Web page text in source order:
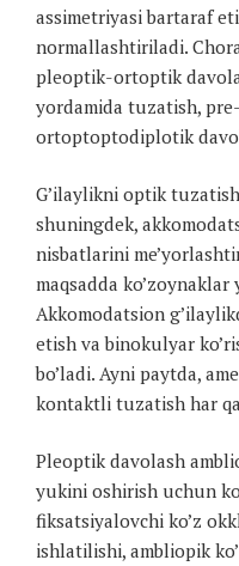
assimetriyasi bartaraf
normallashtiriladi.
pleoptik-ortoptik
yordamida tuzatish,
ortoptoptodiplotik
G’ilaylikni optik
shuningdek,
nisbatlarini
maqsadda
Akkomodatsion
etish va binokulyar
bo’ladi. Ayni paytda,
kontaktli tuzatish har
Pleoptik davolash
yukini oshirish uchun
fiksatsiyalovchi ko’z
ishlatilishi, ambliopik